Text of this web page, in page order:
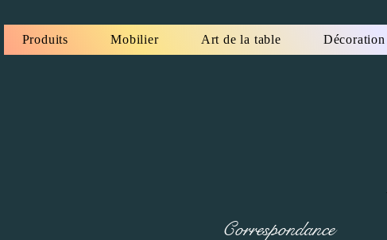
Produits Mobilier Art de la table Décoration
Correspondance